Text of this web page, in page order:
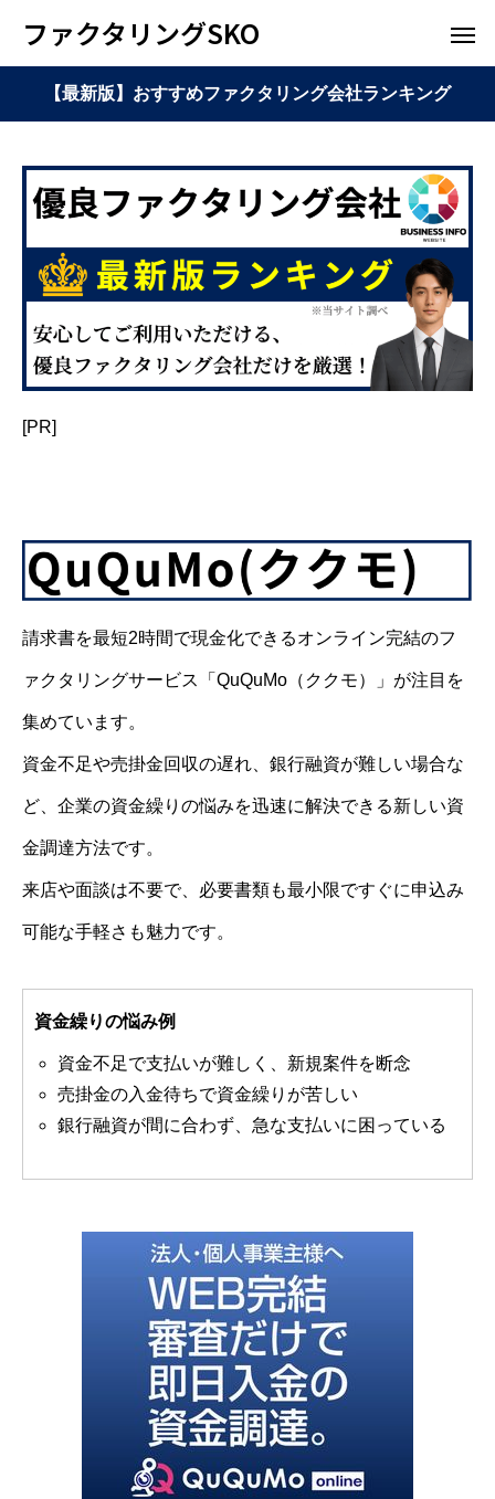
ファクタリングSKO
【最新版】おすすめファクタリング会社ランキング
[PR]
請求書を最短2時間で現金化できるオンライン完結のフ
ァクタリングサービス「QuQuMo（ククモ）」が注目を
集めています。
資金不足や売掛金回収の遅れ、銀行融資が難しい場合な
ど、企業の資金繰りの悩みを迅速に解決できる新しい資
金調達方法です。
来店や面談は不要で、必要書類も最小限ですぐに申込み
可能な手軽さも魅力です。
資金繰りの悩み例
資金不足で支払いが難しく、新規案件を断念
売掛金の入金待ちで資金繰りが苦しい
銀行融資が間に合わず、急な支払いに困っている